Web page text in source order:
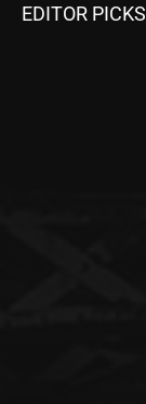
EDITOR PICKS